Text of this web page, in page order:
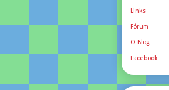
Links
Fórum
O Blog
Facebook